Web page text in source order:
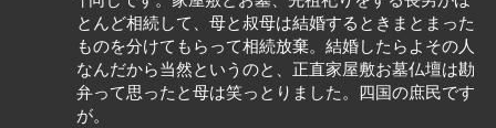
とんど相続して、母と叔母は結婚するときまとまった
ものを分けてもらって相続放棄。結婚したらよその人
なんだから当然というのと、正直家屋敷お墓仏壇は勘
弁って思ったと母は笑っとりました。四国の庶民です
が。